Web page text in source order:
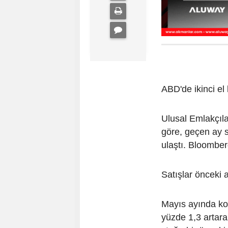
ABD'de ikinci el
Ulusal
göre, geçen ay
ulaştı.
Satışlar önceki
Mayıs ayında
yüzde 1,3